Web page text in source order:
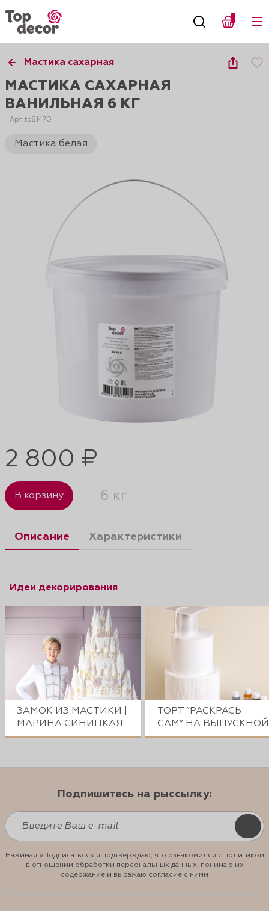
Мастика сахарная
МАСТИКА САХАРНАЯ
ВАНИЛЬНАЯ 6 КГ
Арт. tp81470
Мастика белая
2 800 ₽
В корзину 6 кг
Описание Характеристики
Идеи декорирования
ЗАМОК ИЗ МАСТИКИ |
МАРИНА СИНИЦКАЯ
ТОРТ “РАСКРАСЬ
САМ” НА ВЫПУСКНОЙ
Подпишитесь на рыссылку:
Нажимая «Подписаться» я подтверждаю, что ознакомился с политикой
в отношении обработки персональных данных, понимаю их
содержание и выражаю согласие с ними